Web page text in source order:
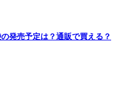
発売予定は？通販で買える？